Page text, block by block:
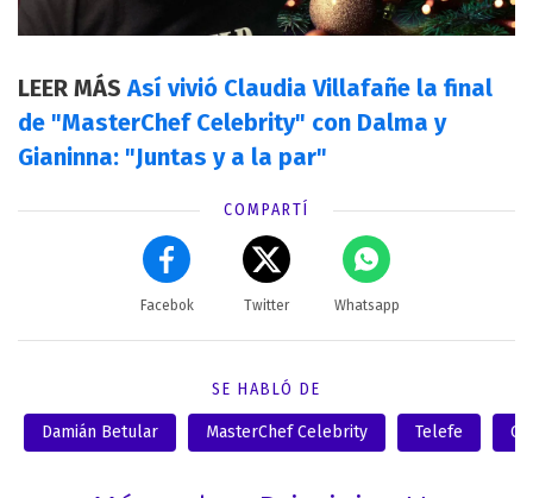
LEER MÁS Así vivió Claudia Villafañe la final
de "MasterChef Celebrity" con Dalma y
Gianinna: "Juntas y a la par"
COMPARTÍ
Facebok Twitter Whatsapp
SE HABLÓ DE
Damián Betular MasterChef Celebrity Telefe